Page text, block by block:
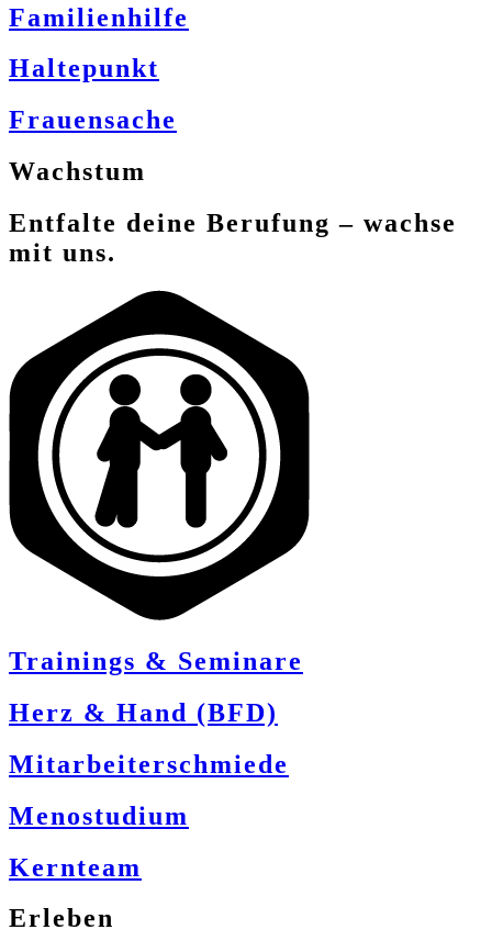
Familienhilfe
Haltepunkt
Frauensache
Wachstum
Entfalte deine Berufung – wachse
mit uns.
Trainings & Seminare
Herz & Hand (BFD)
Mitarbeiterschmiede
Menostudium
Kernteam
Erleben